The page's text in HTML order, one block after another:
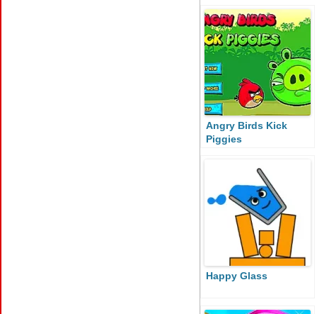
Angry Birds Kick
Piggies
Happy Glass